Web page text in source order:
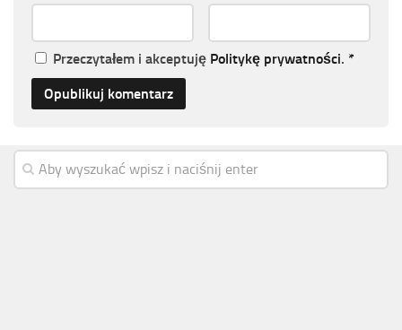
Przeczytałem i akceptuję Politykę prywatności. *